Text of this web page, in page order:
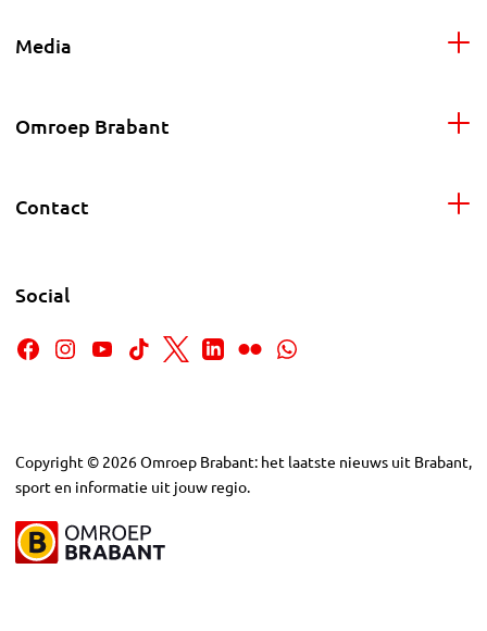
Media
Omroep Brabant
Contact
Social
Copyright © 2026Omroep Brabant: het laatste nieuws uit Brabant,
sport en informatie uit jouw regio.